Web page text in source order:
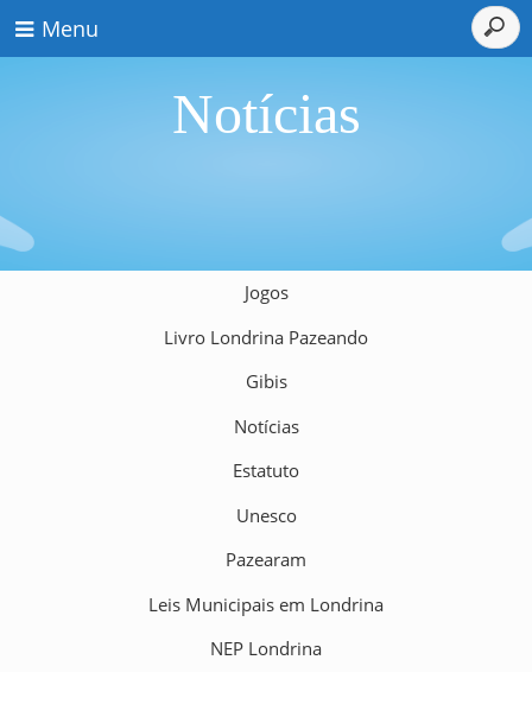
Menu
Notícias
Jogos
Livro Londrina Pazeando
Gibis
Notícias
Estatuto
Unesco
Pazearam
Leis Municipais em Londrina
NEP Londrina